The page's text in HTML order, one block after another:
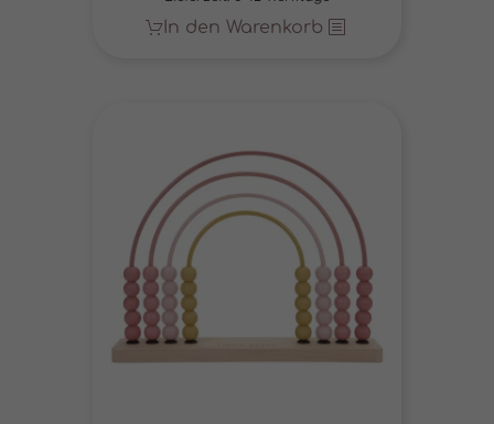
In den Warenkorb
Cookie-Informationen anzeigen